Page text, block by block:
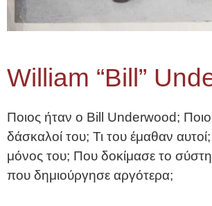
William “Bill”
Ποιος ήταν ο Bill Underwood;
δάσκαλοί του; Τι του έμαθαν
μόνος του; Που δοκίμασε το
που δημιούργησε αργότερα;